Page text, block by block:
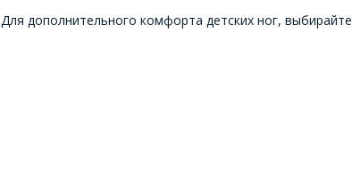
Для дополнительного комфорта детских ног, выбирайте